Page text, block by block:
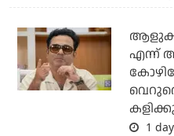
ആളുകൾ
എന്ന്
1